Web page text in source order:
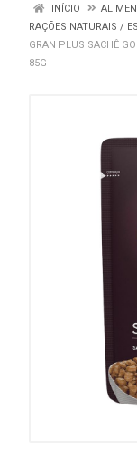
INÍCIO
RAÇÕES NATURAIS /
GRAN PLUS SACHÊ
85G